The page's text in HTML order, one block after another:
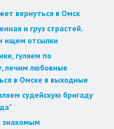
вернуться в Омск
и груз страстей.
ищем отсылки
гуляем по
лечим любовные
в Омске в выходные
судейскую бригаду
знакомым